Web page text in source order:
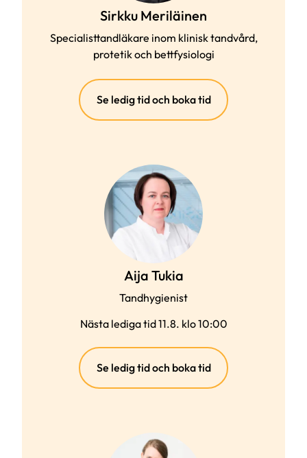
Sirkku Meriläinen
Specialisttandläkare inom klinisk tandvård,
protetik och bettfysiologi
Se ledig tid och boka tid(extern
länk)
Aija Tukia
Tandhygienist
Nästa lediga tid 11.8. klo 10:00
Se ledig tid och boka tid(extern
länk)